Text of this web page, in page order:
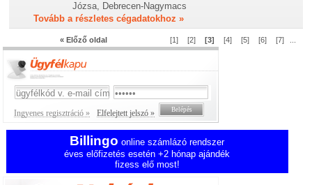
Józsa, Debrecen-Nagymacs
Tovább a részletes cégadatokhoz »
« Előző oldal [1] [2] [3] [4] [5] [6] [7]
Ingyenes regisztráció » Elfelejtett jelszó »
Billingo online számlázó rendszer
éves előfizetés esetén +2 hónap ajándék
fizess elő most!